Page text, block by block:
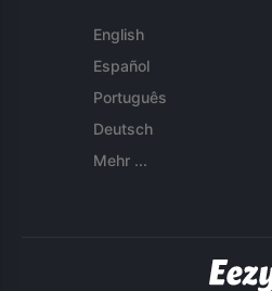
English
Español
Português
Deutsch
Mehr ...